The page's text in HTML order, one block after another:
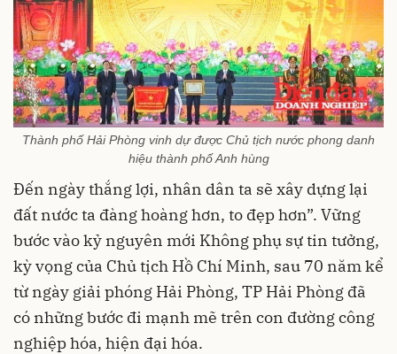
Thành phố Hải Phòng vinh dự được Chủ tịch nước phong danh
hiệu thành phố Anh hùng
Đến ngày thắng lợi, nhân dân ta sẽ xây dựng lại
đất nước ta đàng hoàng hơn, to đẹp hơn”. Vững
bước vào kỷ nguyên mới Không phụ sự tin tưởng,
kỳ vọng của Chủ tịch Hồ Chí Minh, sau 70 năm kể
từ ngày giải phóng Hải Phòng, TP Hải Phòng đã
có những bước đi mạnh mẽ trên con đường công
nghiệp hóa, hiện đại hóa.